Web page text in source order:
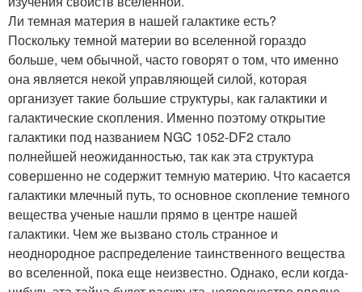
Ли темная материя в нашей галактике есть?
Поскольку темной материи во вселенной гораздо
больше, чем обычной, часто говорят о том, что именно
она является некой управляющей силой, которая
организует такие большие структуры, как галактики и
галактические скопления. Именно поэтому открытие
галактики под названием NGC 1052-DF2 стало
полнейшей неожиданностью, так как эта структура
совершенно не содержит темную материю. Что касается
галактики млечный путь, то основное скопление темного
вещества ученые нашли прямо в центре нашей
галактики. Чем же вызвано столь странное и
неоднородное распределение таинственного вещества
во вселенной, пока еще неизвестно. Однако, если когда-